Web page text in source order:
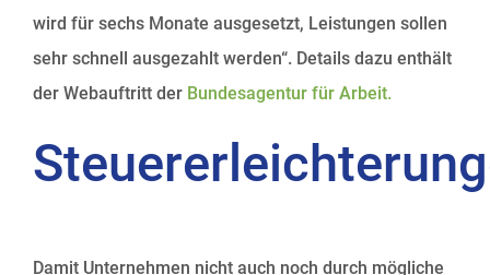
wird für sechs Monate ausgesetzt, Leistungen sollen
sehr schnell ausgezahlt werden“. Details dazu enthält
der Webauftritt der Bundesagentur für Arbeit.
Damit Unternehmen nicht auch noch durch mögliche